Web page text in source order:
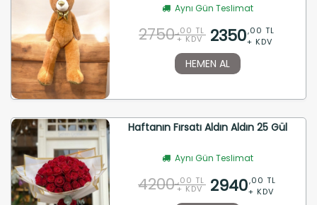
Aynı Gün Teslimat
2750 ,00 TL
+ KDV 2350,00 TL
+ KDV
HEMEN AL
Haftanın Fırsatı Aldın Aldın 25 Gül
Aynı Gün Teslimat
4200 ,00 TL
+ KDV 2940,00 TL
+ KDV